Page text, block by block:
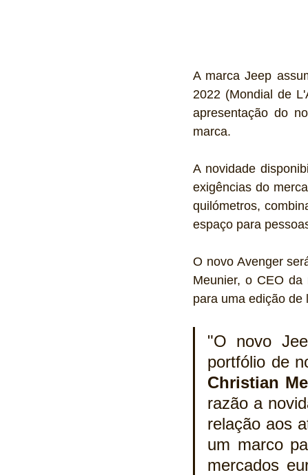
A marca Jeep
2022 (Mondial de
apresentação do
marca.
A novidade
exigências do
quilómetros,
espaço para
O novo Avenger
Meunier, o CEO
para uma edição de
"O novo
Christian
razão a
relação aos
um marco
mercados